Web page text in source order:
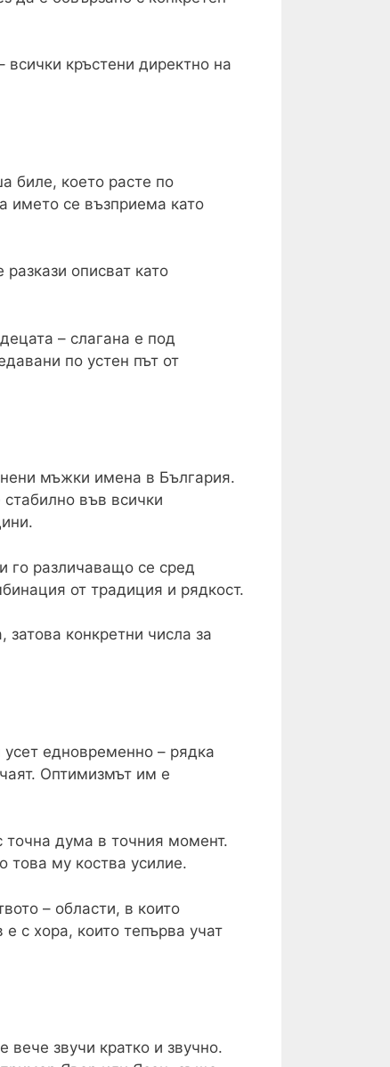
кръстени директно на
биле, което расте по
името се възприема като
описват като
– слагана е под
по устен път от
мъжки имена в България.
във всички
го различаващо се сред
от традиция и рядкост.
конкретни числа за
едновременно – рядка
Оптимизмът им е
точна дума в точния момент.
това му коства усилие.
– области, в които
с хора, които тепърва учат
звучи кратко и звучно.